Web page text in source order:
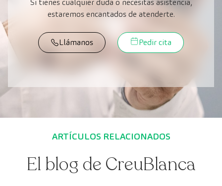
Si tienes cualquier duda o necesitas asistencia,
estaremos encantados de atenderte.
Llámanos Pedir cita
ARTÍCULOS RELACIONADOS
El blog de CreuBlanca